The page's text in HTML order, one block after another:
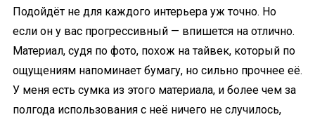
Подойдёт не для каждого интерьера уж точно. Но
если он у вас прогрессивный — впишется на отлично.
Материал, судя по фото, похож на тайвек, который по
ощущениям напоминает бумагу, но сильно прочнее её.
У меня есть сумка из этого материала, и более чем за
полгода использования с неё ничего не случилось,